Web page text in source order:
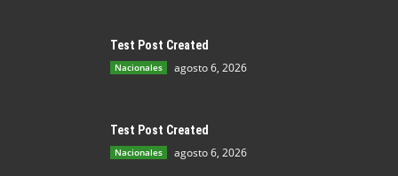
Test Post Created
Nacionales agosto 6, 2026
Test Post Created
Nacionales agosto 6, 2026